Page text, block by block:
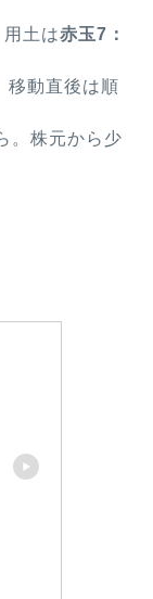
用土は赤玉7：
移動直後は順
。株元から少